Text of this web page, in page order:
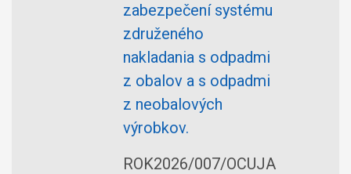
zabezpečení systému
združeného
nakladania s odpadmi
z obalov a s odpadmi
z neobalových
výrobkov.
ROK2026/007/OCUJA